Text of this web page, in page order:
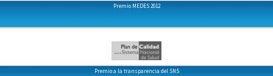
Premio MEDES 2012
Premio a la transparencia del SNS